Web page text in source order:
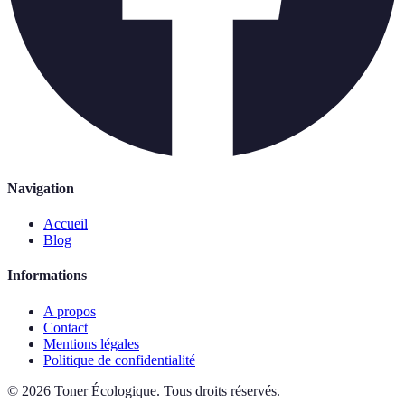
Navigation
Accueil
Blog
Informations
A propos
Contact
Mentions légales
Politique de confidentialité
© 2026 Toner Écologique. Tous droits réservés.